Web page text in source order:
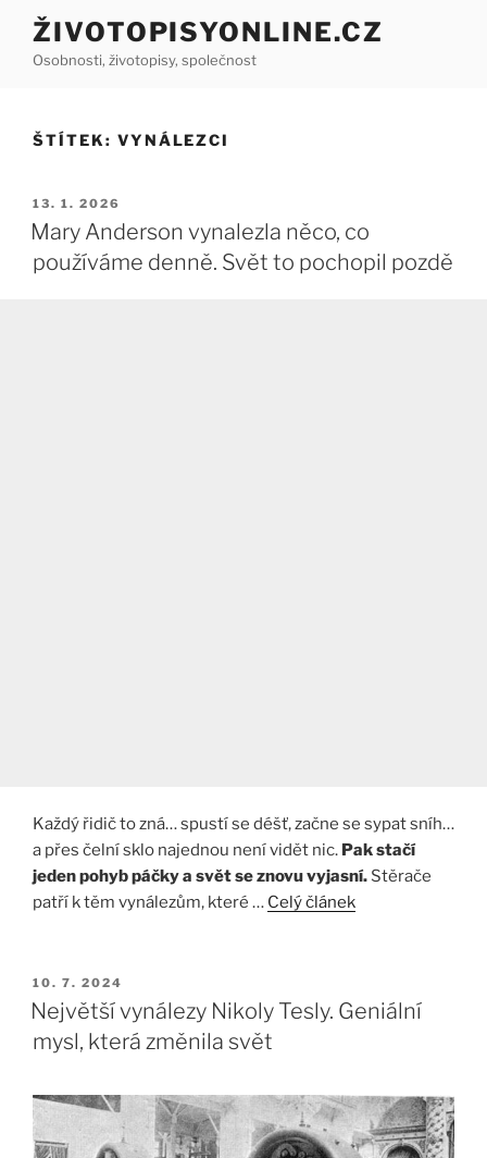
Přejít
obsahu
ŽIVOTOPISYONLINE.CZ
Osobnosti, životopisy, společnost
ŠTÍTEK: VYNÁLEZCI
PUBLIKOVÁNO
13. 1. 2026
Mary Anderson vynalezla něco, co
používáme denně. Svět to pochopil pozdě
Každý řidič to zná… spustí se déšť, začne se sypat sníh…
a přes čelní sklo najednou není vidět nic. Pak stačí
jeden pohyb páčky a svět se znovu vyjasní. Stěrače
patří k těm vynálezům, které … Celý článek
PUBLIKOVÁNO
10. 7. 2024
Největší vynálezy Nikoly Tesly. Geniální
mysl, která změnila svět